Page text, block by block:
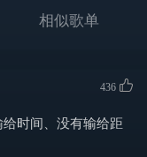
棚
相似歌单
436
时间、没有输给距